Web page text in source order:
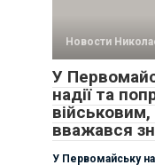
Новости
У
надії та
військовим,
вважався
У Первомайську